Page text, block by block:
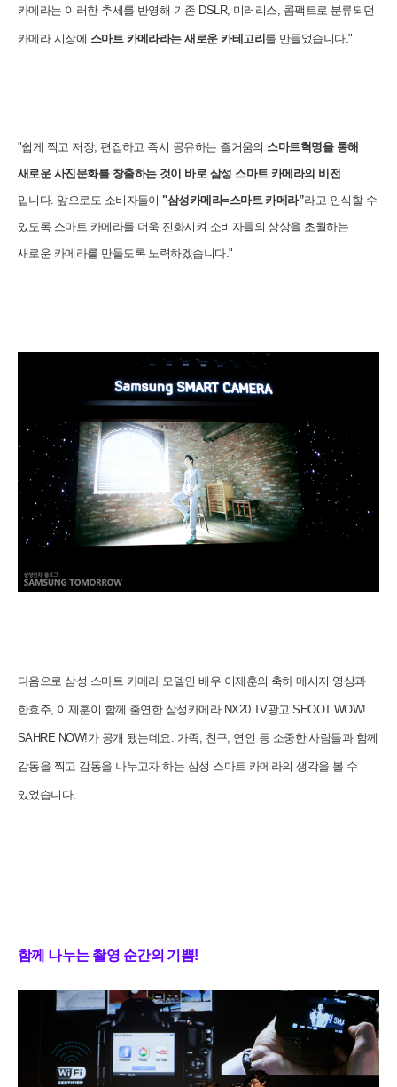
카메라는 이러한 추세를 반영해 기존 DSLR, 미러리스, 콤팩트로 분류되던
카메라 시장에 스마트 카메라라는 새로운 카테고리 를 만들었습니다."
"쉽게 찍고 저장, 편집하고 즉시 공유하는 즐거움의 스마트혁명을 통해
새로운 사진문화를 창출하는 것이 바로 삼성 스마트 카메라의 비전
입니다. 앞으로도 소비자들이 "삼성카메라=스마트 카메라”라고 인식할 수
있도록 스마트 카메라를 더욱 진화시켜 소비자들의 상상을 초월하는
새로운 카메라를 만들도록 노력하겠습니다."
다음으로 삼성 스마트 카메라 모델인 배우 이제훈의 축하 메시지 영상과
한효주, 이제훈이 함께 출연한 삼성카메라 NX20 TV광고 SHOOT WOW!
SAHRE NOW!가 공개 됐는데요. 가족, 친구, 연인 등 소중한 사람들과 함께
감동을 찍고 감동을 나누고자 하는 삼성 스마트 카메라의 생각을 볼 수
있었습니다.
함께 나누는 촬영 순간의 기쁨!